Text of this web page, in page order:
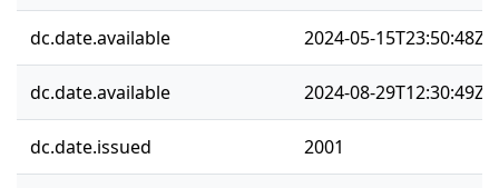
dc.date.available 2024-05-15T23:50:48Z
dc.date.available 2024-08-29T12:30:49Z
dc.date.issued 2001